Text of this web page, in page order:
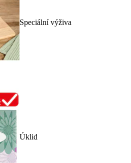
Speciální výživa
Úklid